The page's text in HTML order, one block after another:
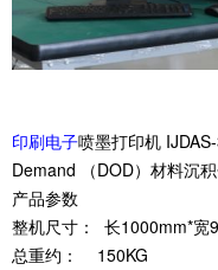
印刷电子喷墨打印机
Demand
（DOD）材料沉
产品参数
整机尺寸： 长1000mm*宽
总重约： 150KG